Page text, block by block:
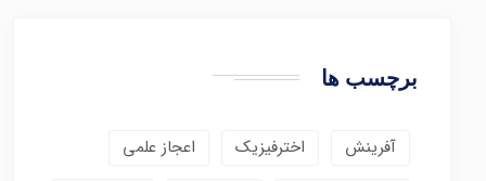
برچسب ها
آفرینش اخترفیزیک
اعجاز علمی